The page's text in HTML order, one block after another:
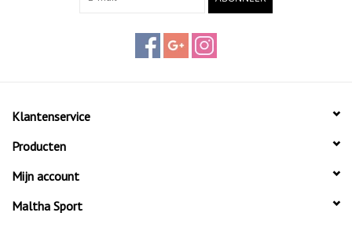
Klantenservice
Producten
Mijn account
Maltha Sport